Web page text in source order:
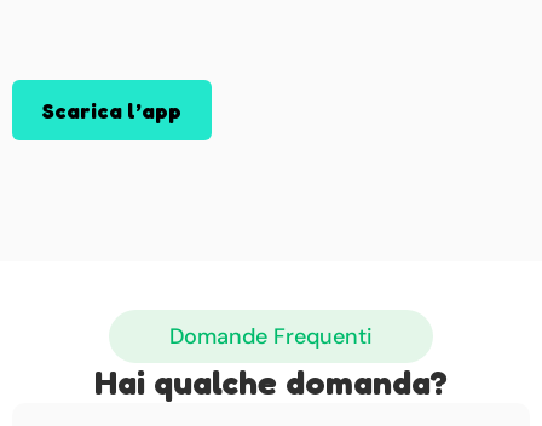
Scarica l’app
Domande Frequenti
Hai qualche domanda?